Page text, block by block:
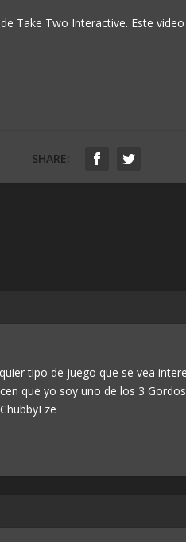
Take Two Interactive. Este
SHARE:
tipo de juego que se vea
que yo soy uno de los 3